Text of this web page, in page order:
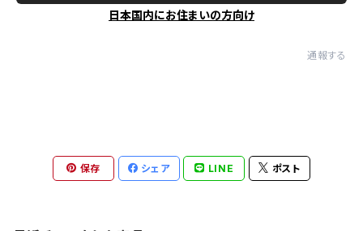
日本国内にお住まいの方向け
通報する
保存 シェア LINE ポスト